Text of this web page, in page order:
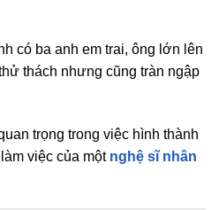
có ba anh em trai, ông lớn lên
thách nhưng cũng tràn ngập
trọng trong việc hình thành
việc của một nghệ sĩ nhân